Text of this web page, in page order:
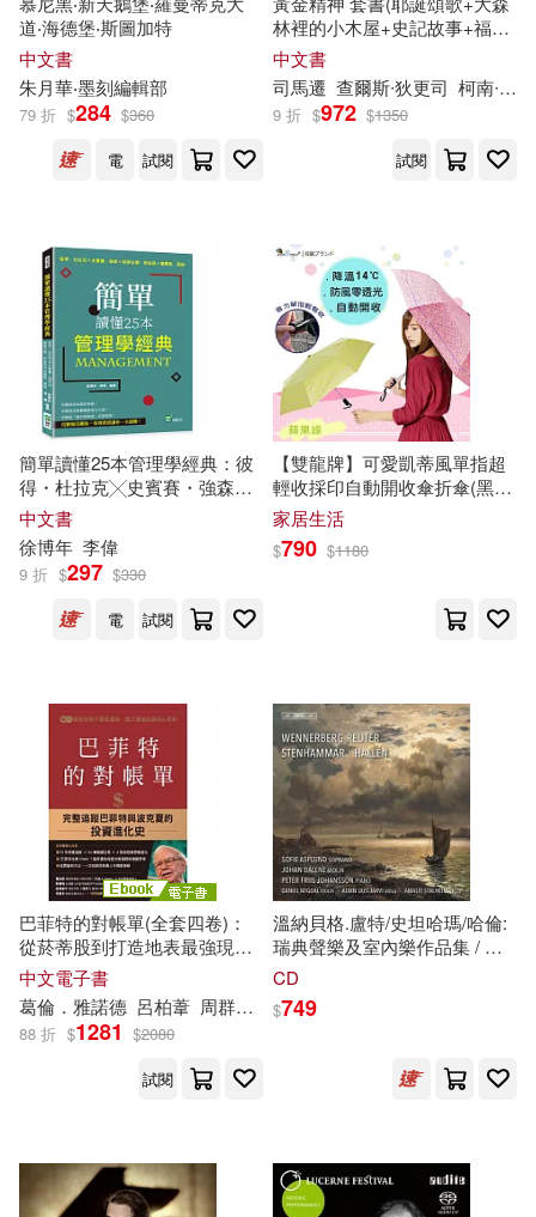
道‧海德堡‧斯圖加特
中文書
朱月華‧墨刻編輯部
79 折 $284 $360
電
試閱
林裡的小木屋+史記故事+福爾
摩斯，加贈 兩用保溫保冷袋乙
個)
中文書
司馬遷 查爾斯∙狄更司 柯南∙道爾
9 折 $972 $1350
試閱
簡單讀懂25本管理學經典：彼
得・杜拉克╳史賓賽・強森╳
諾斯古德.帕金森╳查爾斯.漢迪
中文書
徐博年 李偉
9 折 $297 $330
電
試閱
【雙龍牌】可愛凱蒂風單指超
輕收採印自動開收傘折傘(黑膠
降溫14度晴雨傘抗UV防曬自動
傘B8089)蘋果綠
家居生活
$790 $1180
巴菲特的對帳單(全套四卷)：
從菸蒂股到打造地表最強現金
帝國，巴菲特與波克夏的價值
投資進化 史 (電子書)
中文電子書
葛倫．雅諾德 呂柏葦 周群英 徐文傑
88 折 $1281 $2080
試閱
溫納貝格.盧特/史坦哈瑪/哈倫:
瑞典聲樂及室內樂作品集 / 蘇
菲阿斯普倫 女高音 / 約翰.
(Sofie Asplund / Wennerberg-
Swedish vocal & chamber
CD
$749